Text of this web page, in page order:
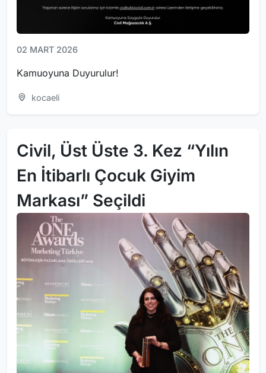
02 MART 2026
Kamuoyuna Duyurulur!
kocaeli
Civil, Üst Üste 3. Kez “Yılın
En İtibarlı Çocuk Giyim
Markası” Seçildi